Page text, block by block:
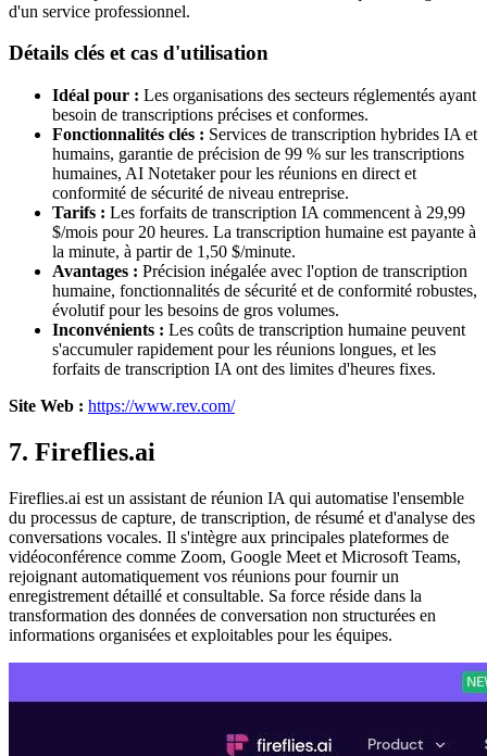
d'un service professionnel.
Détails clés et cas d'utilisation
Idéal pour : Les organisations des secteurs réglementés ayant
besoin de transcriptions précises et conformes.
Fonctionnalités clés : Services de transcription hybrides IA et
humains, garantie de précision de 99 % sur les transcriptions
humaines, AI Notetaker pour les réunions en direct et
conformité de sécurité de niveau entreprise.
Tarifs : Les forfaits de transcription IA commencent à 29,99
$/mois pour 20 heures. La transcription humaine est payante à
la minute, à partir de 1,50 $/minute.
Avantages : Précision inégalée avec l'option de transcription
humaine, fonctionnalités de sécurité et de conformité robustes,
évolutif pour les besoins de gros volumes.
Inconvénients : Les coûts de transcription humaine peuvent
s'accumuler rapidement pour les réunions longues, et les
forfaits de transcription IA ont des limites d'heures fixes.
Site Web : https://www.rev.com/
7. Fireflies.ai
Fireflies.ai est un assistant de réunion IA qui automatise l'ensemble
du processus de capture, de transcription, de résumé et d'analyse des
conversations vocales. Il s'intègre aux principales plateformes de
vidéoconférence comme Zoom, Google Meet et Microsoft Teams,
rejoignant automatiquement vos réunions pour fournir un
enregistrement détaillé et consultable. Sa force réside dans la
transformation des données de conversation non structurées en
informations organisées et exploitables pour les équipes.